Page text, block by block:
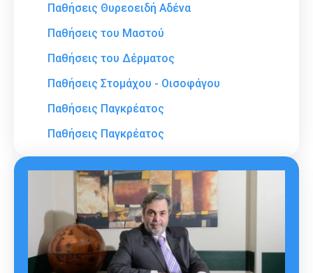
Παθήσεις Θυρεοειδή Αδένα
Παθήσεις του Μαστού
Παθήσεις του Δέρματος
Παθήσεις Στομάχου - Οισοφάγου
Παθήσεις Παγκρέατος
Παθήσεις Παγκρέατος